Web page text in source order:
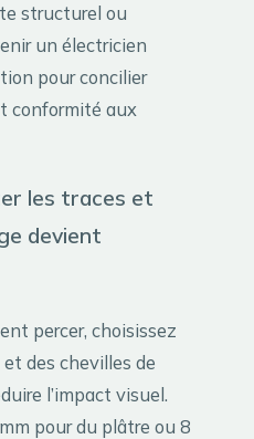
structurel ou
un électricien
pour concilier
conformité aux
les traces et
devient
percer, choisissez
des chevilles de
l’impact visuel.
pour du plâtre ou 8